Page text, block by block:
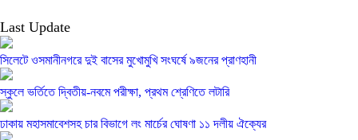
Last Update
সিলেটে ওসমানীনগরে দুই বাসের মুখোমুখি সংঘর্ষে ৯জনের প্রাণহানী
স্কুলে ভর্তিতে দ্বিতীয়-নবমে পরীক্ষা, প্রথম শ্রেণিতে লটারি
ঢাকায় মহাসমাবেশসহ চার বিভাগে লং মার্চের ঘোষণা ১১ দলীয় ঐক্যের